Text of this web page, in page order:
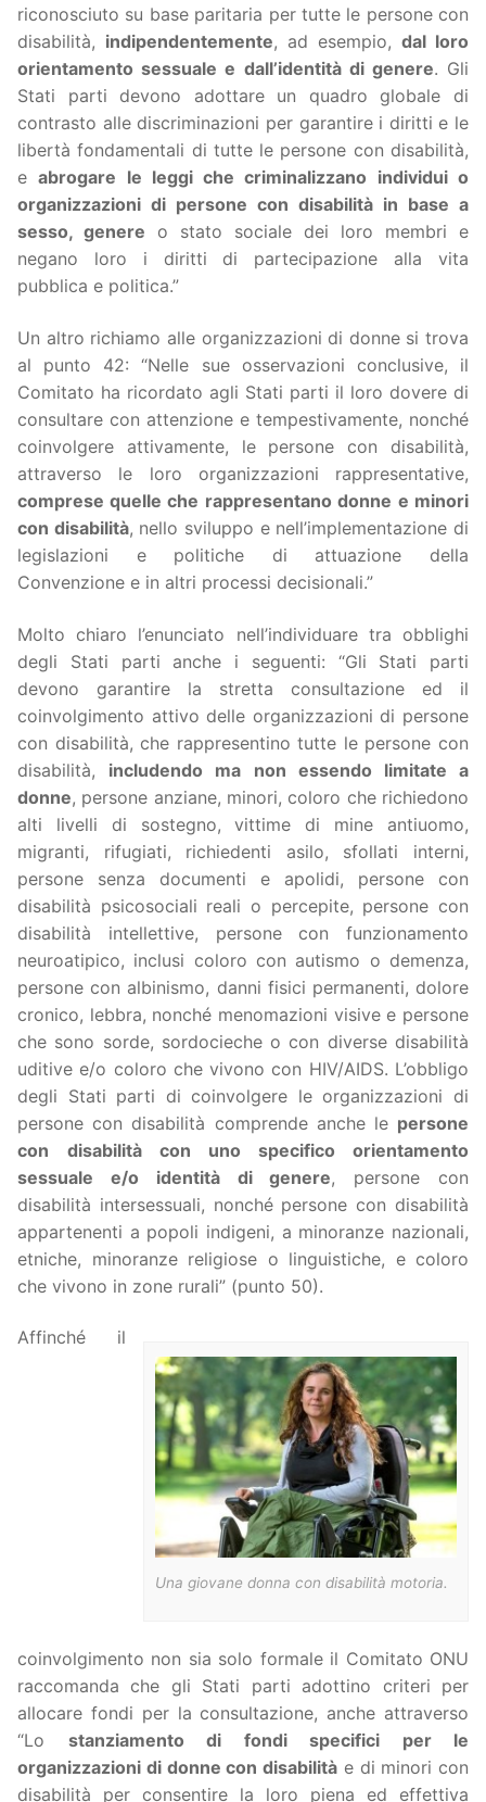
riconosciuto su base paritaria per tutte le persone con
disabilità, indipendentemente, ad esempio, dal loro
orientamento sessuale e dall’identità di genere. Gli
Stati parti devono adottare un quadro globale di
contrasto alle discriminazioni per garantire i diritti e le
libertà fondamentali di tutte le persone con disabilità,
eabrogare le leggi che criminalizzano individui o
organizzazioni di persone con disabilità in base a
sesso, genere o stato sociale dei loro membri e
negano loro i diritti di partecipazione alla vita
pubblica e politica.”
Un altro richiamo alle organizzazioni di donne si trova
al punto 42: “Nelle sue osservazioni conclusive, il
Comitato ha ricordato agli Stati parti il loro dovere di
consultare con attenzione e tempestivamente, nonché
coinvolgere attivamente, le persone con disabilità,
attraverso le loro organizzazioni rappresentative,
comprese quelle che rappresentano donne e minori
con disabilità, nello sviluppo e nell’implementazione di
legislazioni e politiche di attuazione della
Convenzione e in altri processi decisionali.”
Molto chiaro l’enunciato nell’individuare tra obblighi
degli Stati parti anche i seguenti: “Gli Stati parti
devono garantire la stretta consultazione ed il
coinvolgimento attivo delle organizzazioni di persone
con disabilità, che rappresentino tutte le persone con
disabilità, includendo ma non essendo limitate a
donne, persone anziane, minori, coloro che richiedono
alti livelli di sostegno, vittime di mine antiuomo,
migranti, rifugiati, richiedenti asilo, sfollati interni,
persone senza documenti e apolidi, persone con
disabilità psicosociali reali o percepite, persone con
disabilità intellettive, persone con funzionamento
neuroatipico, inclusi coloro con autismo o demenza,
persone con albinismo, danni fisici permanenti, dolore
cronico, lebbra, nonché menomazioni visive e persone
che sono sorde, sordocieche o con diverse disabilità
uditive e/o coloro che vivono con HIV/AIDS. L’obbligo
degli Stati parti di coinvolgere le organizzazioni di
persone con disabilità comprende anche le persone
con
disabilità con uno specifico orientamento
sessuale e/o identità di genere, persone con
disabilità intersessuali, nonché persone con disabilità
appartenenti a popoli indigeni, a minoranze nazionali,
etniche, minoranze religiose o linguistiche, e coloro
che vivono in zone rurali” (punto 50).
Una giovane donna con disabilità motoria.
Affinché il
coinvolgimento non sia solo formale il Comitato ONU
raccomanda che gli Stati parti adottino criteri per
allocare fondi per la consultazione, anche attraverso
“Lo stanziamento di fondi specifici per le
organizzazioni di donne con disabilità e di minori con
disabilità per consentire la loro piena ed effettiva